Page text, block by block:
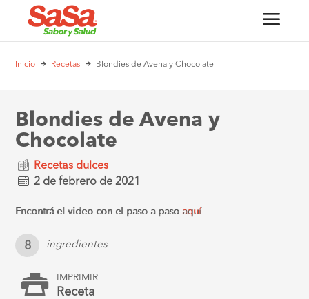
Inicio Recetas Blondies de Avena y Chocolate
Blondies de Avena y
Chocolate
Recetas dulces
2 de febrero de 2021
Encontrá el video con el paso a pasoaquí
8 ingredientes
IMPRIMIR
Receta